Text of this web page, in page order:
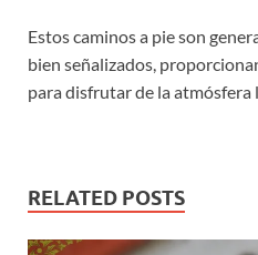
Estos caminos a pie son
bien señalizados,
para disfrutar de la atmósfera
RELATED POSTS